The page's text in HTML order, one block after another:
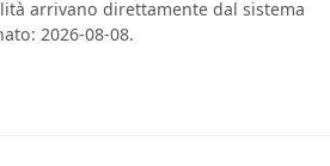
arrivano direttamente dal sistema
2026-08-08.